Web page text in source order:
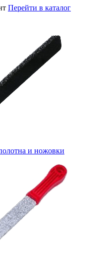
Перейти в каталог
и ножовки